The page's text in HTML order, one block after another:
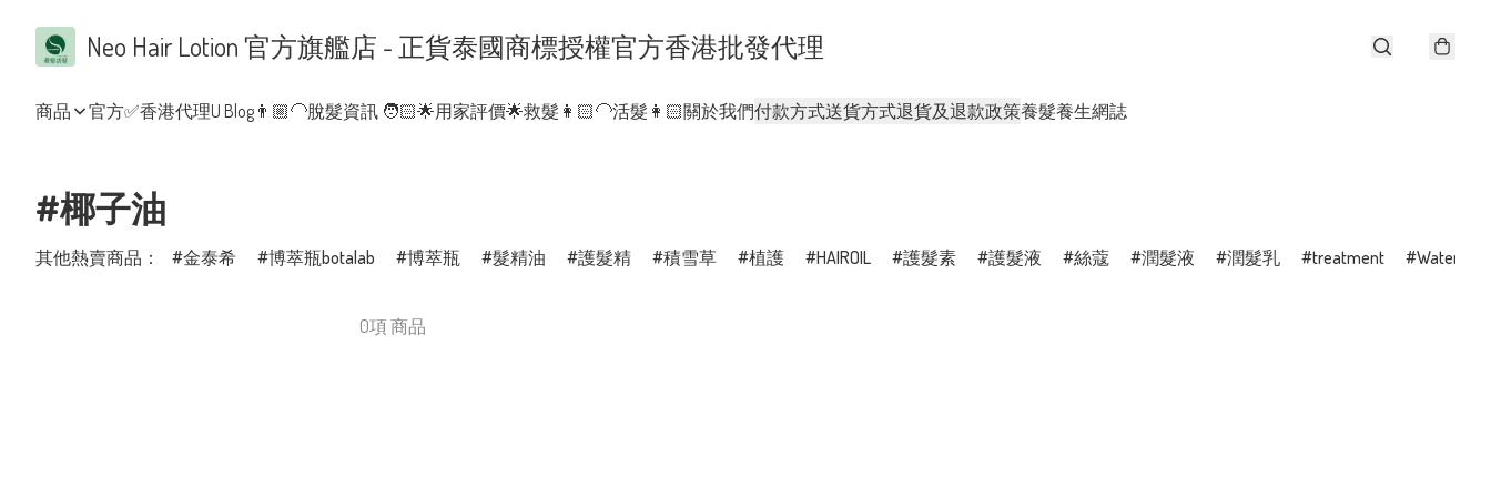
Neo Hair Lotion 官方旗艦店 - 正貨泰國商標授權官方香港批發代理
商品 官方✅香港代理U Blog👨🏼‍🦲脫髮資訊 🧑🏻🌟用家評價🌟救髮👩🏻‍🦲活髮👩🏻關於我們付款方式送貨方式退貨及退款政策養髮養生網誌
#椰子油
其他熱賣商品： 金泰希 博萃瓶botalab 博萃瓶 髮精油 護髮精 積雪草 植護 HAIROIL 護髮素 護髮液 絲蔻 潤髮液 潤髮乳 treatment
0項 商品